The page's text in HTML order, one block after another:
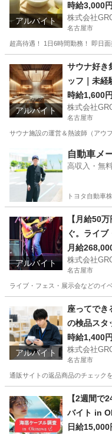
アルバイト
時給3,000円
株式会社
名古屋市
超高待遇！ 1日6時間勤務！ 即日
その他
アルバイト
サウナ好き
ッフ｜未経
時給1,600円
株式会社
名古屋市
サウナ施設の運営＆熱波師（アウ
その他
自動車メ
高収入・無
トヨタ自動車
アルバイト
【月給50
ぐ。ライ
月給
株式会社
名古屋市
ライブ・フェス・展示会などのイ
イベント
アルバイト
座ってでき
の検品スタ
時給1,400円
株式会社
名古屋市
通販サイトの返品商品のチェック
倉庫
【2週間で
バイト in
日給15,000